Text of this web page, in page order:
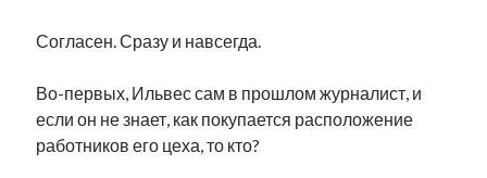
Согласен. Сразу и навсегда.
Во-первых, Ильвес сам в прошлом журналист, и
если он не знает, как покупается расположение
работников его цеха, то кто?